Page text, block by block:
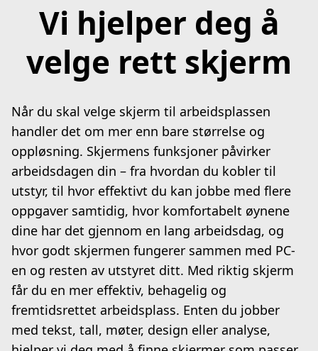
Vi hjelper deg å
velge rett skjerm
Når du skal velge skjerm til arbeidsplassen
handler det om mer enn bare størrelse og
oppløsning. Skjermens funksjoner påvirker
arbeidsdagen din – fra hvordan du kobler til
utstyr, til hvor effektivt du kan jobbe med flere
oppgaver samtidig, hvor komfortabelt øynene
dine har det gjennom en lang arbeidsdag, og
hvor godt skjermen fungerer sammen med PC-
en og resten av utstyret ditt. Med riktig skjerm
får du en mer effektiv, behagelig og
fremtidsrettet arbeidsplass. Enten du jobber
med tekst, tall, møter, design eller analyse,